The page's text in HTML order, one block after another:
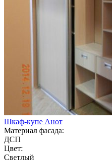
Шкаф-купе Анот
Материал фасада:
ДСП
Цвет:
Светлый